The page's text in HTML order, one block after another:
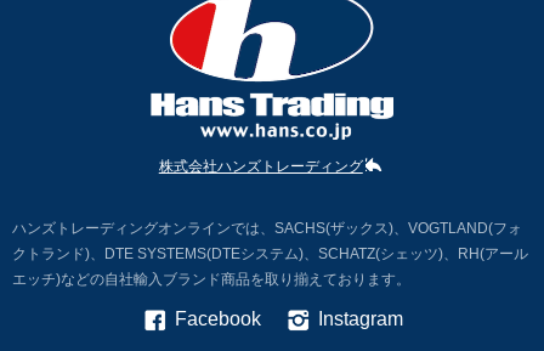
株式会社ハンズトレーディング
ハンズトレーディングオンラインでは、SACHS(ザックス)、VOGTLAND(フォ
クトランド)、DTE SYSTEMS(DTEシステム)、SCHATZ(シェッツ)、RH(アール
エッチ)などの自社輸入ブランド商品を取り揃えております。
Facebook Instagram